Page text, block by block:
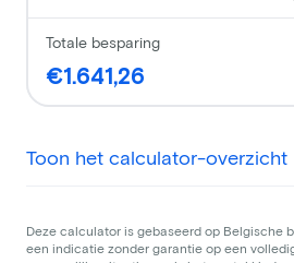
Totale besparing
€1.641,26
Toon het calculator-overzicht
Deze calculator is gebaseerd op Belgische
een indicatie zonder garantie op een